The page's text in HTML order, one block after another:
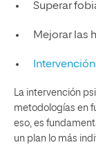
Superar
Mejorar las
La intervención
metodologías en
eso, es
un plan lo más